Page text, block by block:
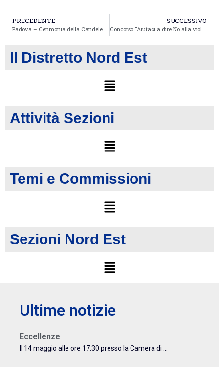
PRECEDENTE
Padova – Cerimonia della Candele 2016
SUCCESSIVO
Concorso “Aiutaci a dire No alla violenza sulle donne”
Il Distretto Nord Est
Attività Sezioni
Temi e Commissioni
Sezioni Nord Est
Ultime notizie
Eccellenze
Il 14 maggio alle ore 17.30 presso la Camera di ...